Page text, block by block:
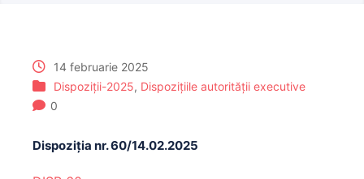
14 februarie 2025
Dispoziții-2025, Dispozițiile autorității executive
0
Dispoziția nr. 60/14.02.2025